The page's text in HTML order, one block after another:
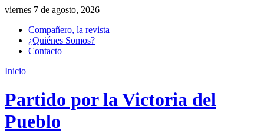
viernes 7 de agosto, 2026
Compañero, la revista
¿Quiénes Somos?
Contacto
Inicio
Partido por la Victoria del
Pueblo